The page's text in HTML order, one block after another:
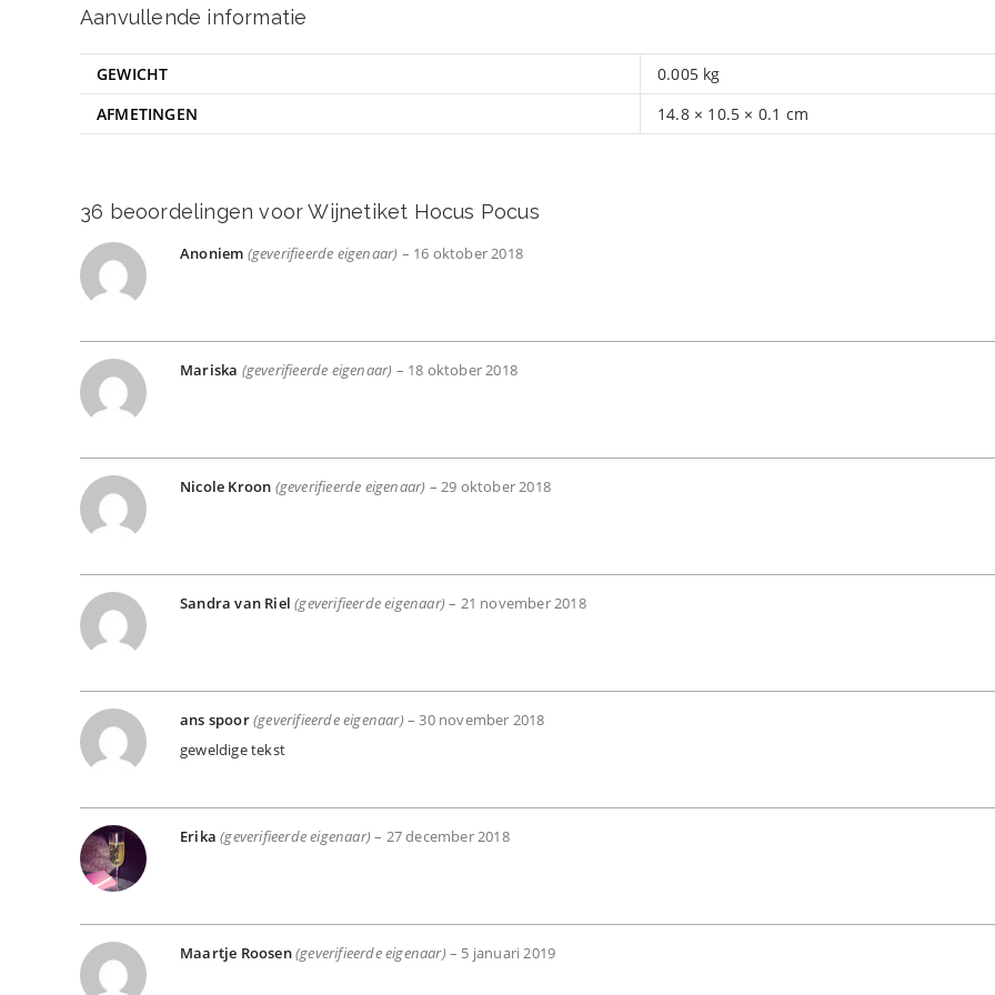
Aanvullende informatie
GEWICHT
0.005 kg
AFMETINGEN
14.8 × 10.5 × 0.1 cm
36 beoordelingen voorWijnetiket Hocus Pocus
Anoniem (geverifieerde eigenaar) – 16 oktober 2018
Mariska (geverifieerde eigenaar) – 18 oktober 2018
Nicole Kroon (geverifieerde eigenaar) – 29 oktober 2018
Sandra van Riel(geverifieerde eigenaar) – 21 november 2018
ans spoor(geverifieerde eigenaar) – 30 november 2018
geweldige tekst
Erika(geverifieerde eigenaar) – 27 december 2018
Maartje Roosen(geverifieerde eigenaar) – 5 januari 2019